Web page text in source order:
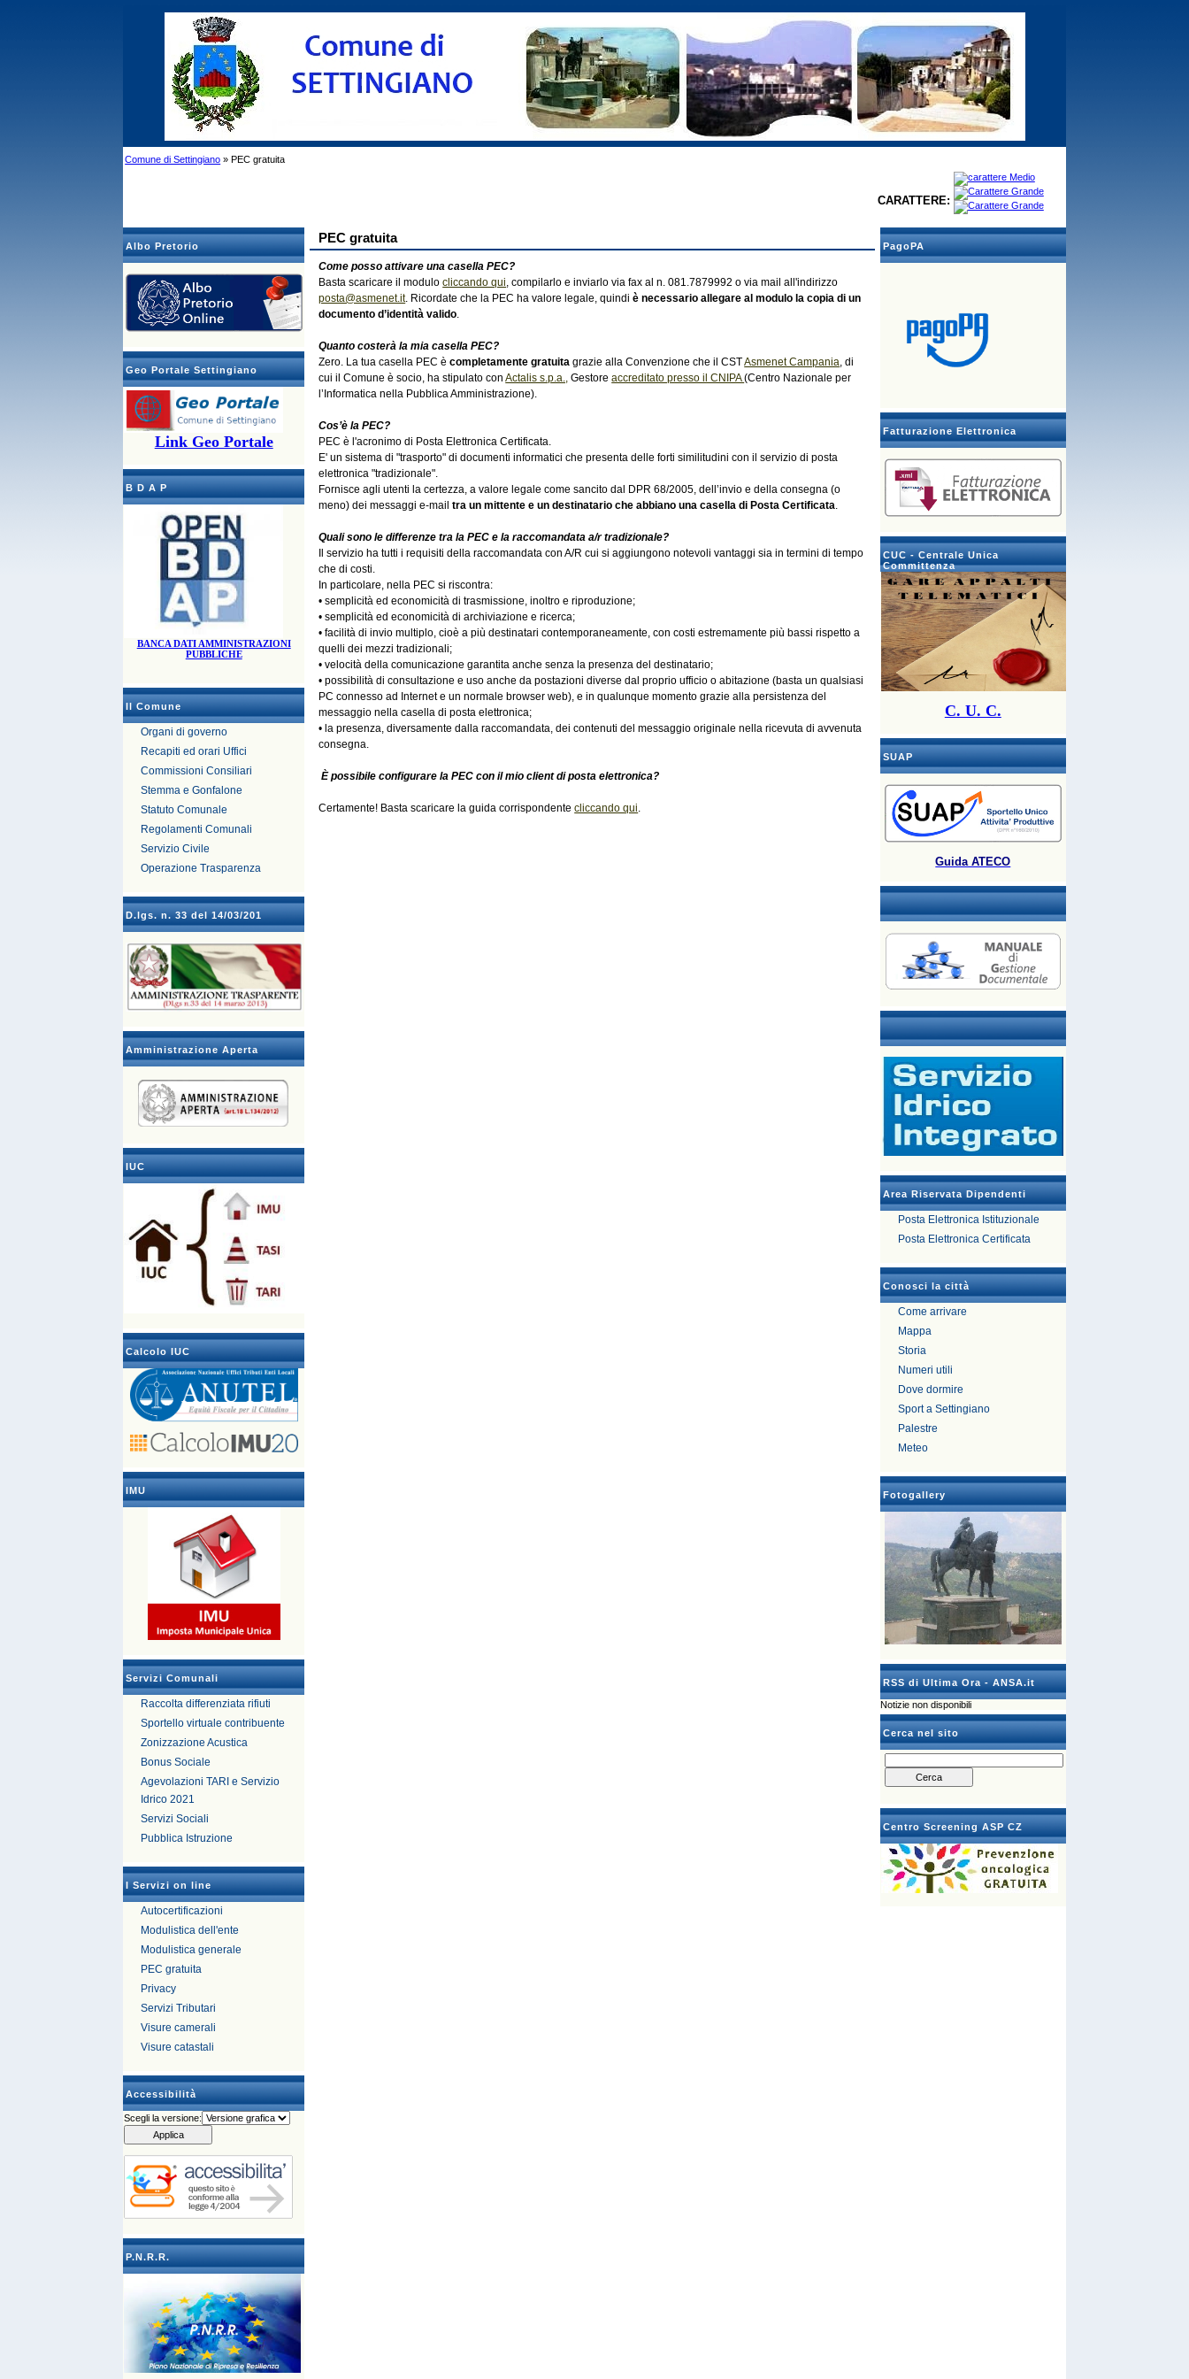
Comune di Settingiano » PEC gratuita
CARATTERE:
Albo Pretorio
Geo Portale Settingiano
Link Geo Portale
B D A P
BANCA DATI AMMINISTRAZIONI
PUBBLICHE
Il Comune
Organi di governo
Recapiti ed orari Uffici
Commissioni Consiliari
Stemma e Gonfalone
Statuto Comunale
Regolamenti Comunali
Servizio Civile
Operazione Trasparenza
D.lgs. n. 33 del 14/03/201
Amministrazione Aperta
IUC
Calcolo IUC
IMU
Servizi Comunali
Raccolta differenziata rifiuti
Sportello virtuale contribuente
Zonizzazione Acustica
Bonus Sociale
Agevolazioni TARI e Servizio
Idrico 2021
Servizi Sociali
Pubblica Istruzione
I Servizi on line
Autocertificazioni
Modulistica dell'ente
Modulistica generale
PEC gratuita
Privacy
Servizi Tributari
Visure camerali
Visure catastali
Accessibilità
Scegli la versione:
P.N.R.R.
PagoPA
Fatturazione Elettronica
CUC - Centrale Unica
Committenza
C. U. C.
SUAP
Guida ATECO
Area Riservata Dipendenti
Posta Elettronica Istituzionale
Posta Elettronica Certificata
Conosci la città
Come arrivare
Mappa
Storia
Numeri utili
Dove dormire
Sport a Settingiano
Palestre
Meteo
Fotogallery
RSS di Ultima Ora - ANSA.it
Notizie non disponibili
Cerca nel sito
Centro Screening ASP CZ
PEC gratuita
Come posso attivare una casella PEC?
Basta scaricare il modulocliccando qui, compilarlo e inviarlo via fax al n. 081.7879992 o via mail all'indirizzo
posta@asmenet.it. Ricordate che la PEC ha valore legale, quindiè necessario allegare al modulo la copia di un
documento d’identità valido.
Quanto costerà la mia casella PEC?
Zero. La tua casella PEC ècompletamente gratuitagrazie alla Convenzione che il CSTAsmenet Campania, di
cui il Comune è socio, ha stipulato conActalis s.p.a., Gestoreaccreditato presso il CNIPA(Centro Nazionale per
l’Informatica nella Pubblica Amministrazione).
Cos’èla PEC?
PEC è l'acronimo di Posta Elettronica Certificata.
E' un sistema di "trasporto" di documenti informatici che presenta delle forti similitudini con il servizio di posta
elettronica "tradizionale".
Fornisce agli utenti la certezza, a valore legale come sancito dal DPR 68/2005, dell’invio e della consegna (o
meno) dei messaggi e-mailtra un mittente e un destinatario che abbiano una casella di Posta Certificata.
Quali sono le differenze trala PEC e la raccomandata a/r tradizionale?
Il servizio ha tutti i requisiti della raccomandata con A/R cui si aggiungono notevoli vantaggi sia in termini di tempo
che di costi.
In particolare, nella PEC si riscontra:
• semplicità ed economicità di trasmissione, inoltro e riproduzione;
• semplicità ed economicità di archiviazione e ricerca;
• facilità di invio multiplo, cioè a più destinatari contemporaneamente, con costi estremamente più bassi rispetto a
quelli dei mezzi tradizionali;
• velocità della comunicazione garantita anche senza la presenza del destinatario;
• possibilità di consultazione e uso anche da postazioni diverse dal proprio ufficio o abitazione (basta un qualsiasi
PC connesso ad Internet e un normale browser web), e in qualunque momento grazie alla persistenza del
messaggio nella casella di posta elettronica;
• la presenza, diversamente dalla raccomandata, dei contenuti del messaggio originale nella ricevuta di avvenuta
consegna.
È possibile configurarela PEC con il mio client di posta elettronica?
Certamente! Basta scaricare la guida corrispondentecliccando qui.